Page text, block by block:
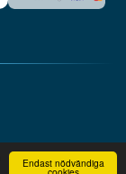
Endast nödvändiga